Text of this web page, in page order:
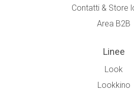
Contatti & Store
Area B2B
Linee
Look
Lookkino